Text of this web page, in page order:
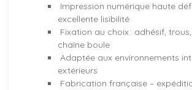
Impression numérique haute
excellente lisibilité
Fixation au choix : adhésif,
chaîne boule
Adaptée aux environnements
extérieurs
Fabrication française –